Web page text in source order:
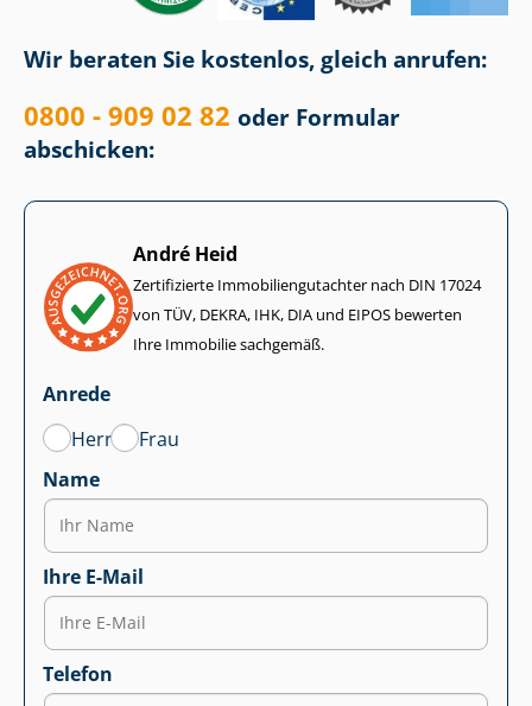
Wir beraten Sie kostenlos, gleich anrufen:
0800 - 909 02 82 oder Formular
abschicken:
André Heid
Zertifizierte Im­mo­bi­li­en­gut­ach­ter nach DIN 17024
von TÜV, DEKRA, IHK, DIA und EIPOS bewerten
Ihre Immobilie sachgemäß.
Anrede
Herr
Frau
Name
Ihre E-Mail
Telefon